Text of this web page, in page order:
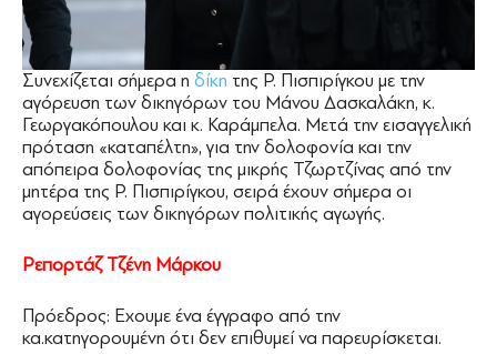
Συνεχίζεται σήμερα η δίκη της Ρ. Πισπιρίγκου με την
αγόρευση των δικηγόρων του Μάνου Δασκαλάκη, κ.
Γεωργακόπουλου και κ. Καράμπελα. Μετά την εισαγγελική
πρόταση «καταπέλτη», για την δολοφονία και την
απόπειρα δολοφονίας της μικρής Τζωρτζίνας από την
μητέρα της Ρ. Πισπιρίγκου, σειρά έχουν σήμερα οι
αγορεύσεις των δικηγόρων πολιτικής αγωγής.
Ρεπορτάζ Τζένη Μάρκου
Πρόεδρος: Εχουμε ένα έγγραφο από την
κα.κατηγορουμένη ότι δεν επιθυμεί να παρευρίσκεται.